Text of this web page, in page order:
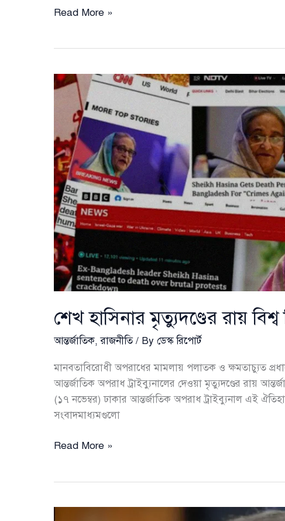
“সারা
বাংলাদেশের
জনগণের
প্রত্যাশা
পূরণ
হয়েছে”—
শেখ
হাসিনার
রায়ে
বিএনপির
প্রতিক্রিয়া
Read More »
শেখ হাসিনার মৃত্যুদণ্ডের রায়
আন্তর্জাতিক,রাজনীতি/ By ডেস্ক রিপোর্ট
মানবতাবিরোধী অপরাধের মামলায় পলাতক ও ক্ষমতাচ্যুত
আন্তর্জাতিক অপরাধ ট্রাইব্যুনালের দেওয়া মৃত্যুদণ্ডের রায়
(১৭ নভেম্বর) ঢাকার আন্তর্জাতিক অপরাধ ট্রাইব্যুনাল এই
সংবাদমাধ্যমগুলো
শেখ
বিশ্ব
Read More »